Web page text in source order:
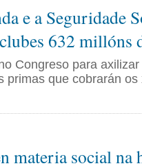
e a Seguridade
632 millóns
Congreso para
primas que cobrarán os
materia social na